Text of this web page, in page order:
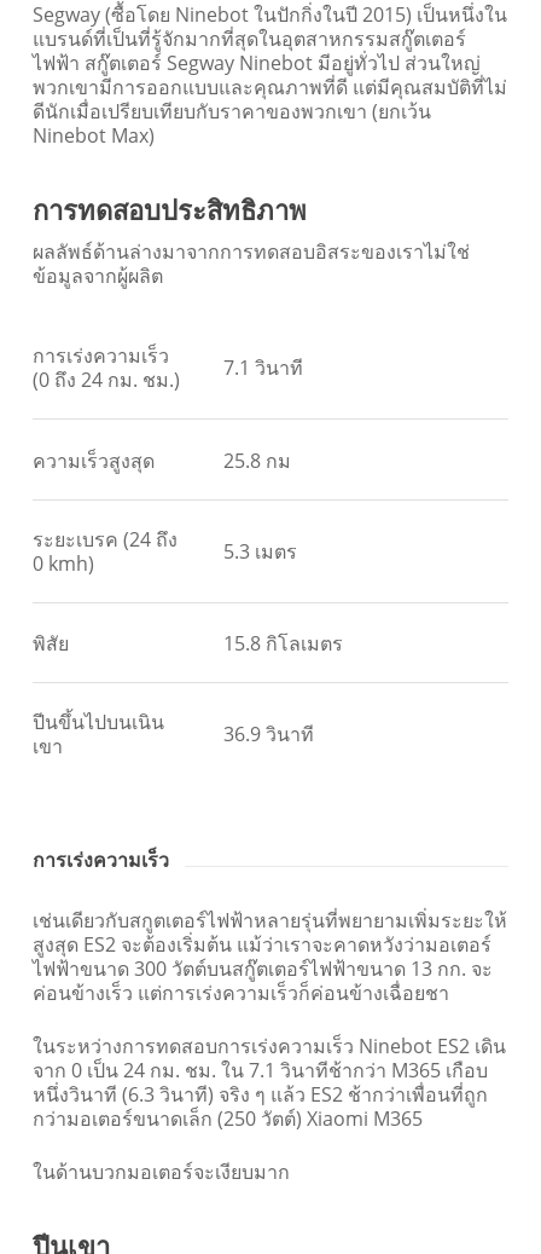
Segway (ซื้อโดย Ninebot ในปักกิ่งในปี 2015) เป็นหนึ่งใน
แบรนด์ที่เป็นที่รู้จักมากที่สุดในอุตสาหกรรมสกู๊ตเตอร์
ไฟฟ้า สกู๊ตเตอร์ Segway Ninebot มีอยู่ทั่วไป ส่วนใหญ่
พวกเขามีการออกแบบและคุณภาพที่ดี แต่มีคุณสมบัติที่ไม่
ดีนักเมื่อเปรียบเทียบกับราคาของพวกเขา (ยกเว้น
Ninebot Max)
การทดสอบประสิทธิภาพ
ผลลัพธ์ด้านล่างมาจากการทดสอบอิสระของเราไม่ใช่
ข้อมูลจากผู้ผลิต
การเร่งความเร็ว
(0 ถึง 24 กม. ชม.)
7.1 วินาที
ความเร็วสูงสุด 25.8 กม
ระยะเบรค (24 ถึง
0 kmh)
5.3 เมตร
พิสัย 15.8 กิโลเมตร
ปีนขึ้นไปบนเนิน
เขา
36.9 วินาที
การเร่งความเร็ว
เช่นเดียวกับสกูตเตอร์ไฟฟ้าหลายรุ่นที่พยายามเพิ่มระยะให้
สูงสุด ES2 จะต้องเริ่มต้น แม้ว่าเราจะคาดหวังว่ามอเตอร์
ไฟฟ้าขนาด 300 วัตต์บนสกู๊ตเตอร์ไฟฟ้าขนาด 13 กก. จะ
ค่อนข้างเร็ว แต่การเร่งความเร็วก็ค่อนข้างเฉื่อยชา
ในระหว่างการทดสอบการเร่งความเร็ว Ninebot ES2 เดิน
จาก 0 เป็น 24 กม. ชม. ใน 7.1 วินาทีช้ากว่า M365 เกือบ
หนึ่งวินาที (6.3 วินาที) จริง ๆ แล้ว ES2 ช้ากว่าเพื่อนที่ถูก
กว่ามอเตอร์ขนาดเล็ก (250 วัตต์) Xiaomi M365
ในด้านบวกมอเตอร์จะเงียบมาก
ปีนเขา